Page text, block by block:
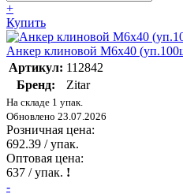
+
Купить
Анкер клиновой М6х40
Артикул: 112842
Бренд:
Zitar
На складе 1 упак.
Обновлено 23.07.2026
Розничная цена:
692.39 / упак.
Оптовая цена:
637 / упак. !
-